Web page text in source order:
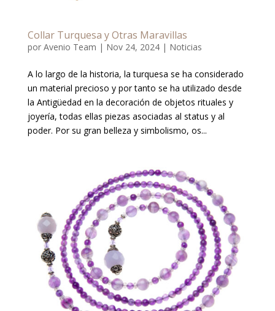
Collar Turquesa y Otras Maravillas
por Avenio Team | Nov 24, 2024| Noticias
A lo largo de la historia, la turquesa se ha considerado
un material precioso y por tanto se ha utilizado desde
la Antigüedad en la decoración de objetos rituales y
joyería, todas ellas piezas asociadas al status y al
poder. Por su gran belleza y simbolismo, os...